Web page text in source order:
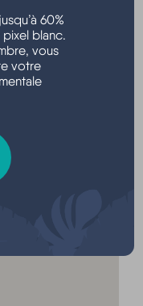
60%
pixel blanc.
vous
votre